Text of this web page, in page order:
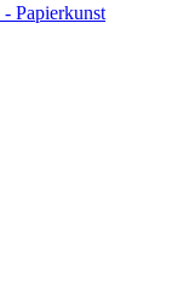
Papierkunst